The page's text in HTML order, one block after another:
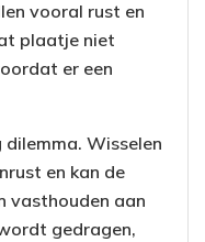
vooral rust en
plaatje niet
er een
Wisselen
en kan de
vasthouden aan
gedragen,